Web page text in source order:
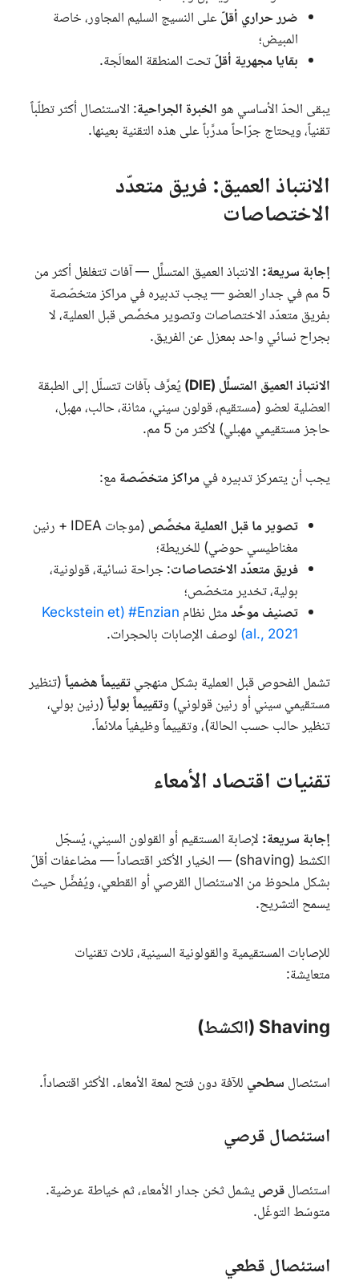
ضرر حراري أقلّ على النسيج السليم المجاور، خاصة
المبيض؛
بقايا مجهرية أقلّتحت المنطقة المعالَجة.
يبقى الحدّ الأساسي هوالخبرة الجراحية: الاستئصال أكثر تطلّباً
تقنياً، ويحتاج جرّاحاً مدرَّباً على هذه التقنية بعينها.
الانتباذ العميق: فريق متعدّد
الاختصاصات
إجابة سريعة: الانتباذ العميق المتسلِّل — آفات تتغلغل أكثر من
5 مم في جدار العضو — يجب تدبيره في مراكز متخصّصة
بفريق متعدّد الاختصاصات وتصوير مخصَّص قبل العملية، لا
بجراح نسائي واحد بمعزل عن الفريق.
الانتباذ العميق المتسلِّل (DIE
)يُعرَّف بآفات تتسلّل إلى الطبقة
العضلية لعضو (مستقيم، قولون سيني، مثانة، حالب، مهبل،
حاجز مستقيمي مهبلي) لأكثر من 5 مم.
يجب أن يتمركز تدبيره فيمراكز متخصّصة مع:
تصوير ما قبل العملية مخصَّص (موجاتIDEA + رنين
مغناطيسي حوضي) للخريطة؛
فريق متعدّد الاختصاصات: جراحة نسائية، قولونية،
بولية، تخدير متخصّص؛
تصنيف موحَّدمثل نظام #Enzian
(Keckstein et
al., 2021) لوصف الإصابات بالحجرات.
تشمل الفحوص قبل العملية بشكل منهجيتقييماً هضمياً(تنظير
مستقيمي سيني أو رنين قولوني) وتقييماً بولياً(رنين بولي،
تنظير حالب حسب الحالة)، وتقييماً وظيفياً ملائماً.
تقنيات اقتصاد الأمعاء
إجابة سريعة: لإصابة المستقيم أو القولون السيني، يُسجّل
الكشط (shaving) — الخيار الأكثر اقتصاداً — مضاعفات أقلّ
بشكل ملحوظ من الاستئصال القرصي أو القطعي، ويُفضَّل حيث
يسمح التشريح.
للإصابات المستقيمية والقولونية السينية، ثلاث تقنيات
متعايشة:
Shaving (الكشط)
استئصال سطحي للآفة دون فتح لمعة الأمعاء. الأكثر اقتصاداً.
استئصال قرصي
استئصالقرصيشمل ثخن جدار الأمعاء، ثم خياطة عرضية.
متوسّط التوغّل.
استئصال قطعي